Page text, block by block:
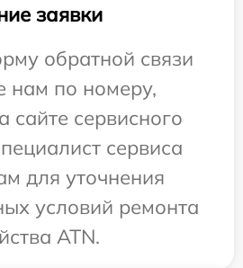
заявки
обратной связи
нам по номеру,
сайте сервисного
сервиса
для уточнения
условий ремонта
ATN.